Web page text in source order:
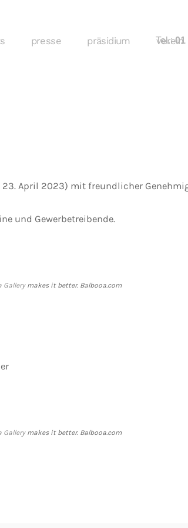
presse präsidium verein
Tel.:01
April 2023) mit freundlicher
und Gewerbetreibende.
Gallerymakes it better. Balbooa.com
Gallerymakes it better. Balbooa.com